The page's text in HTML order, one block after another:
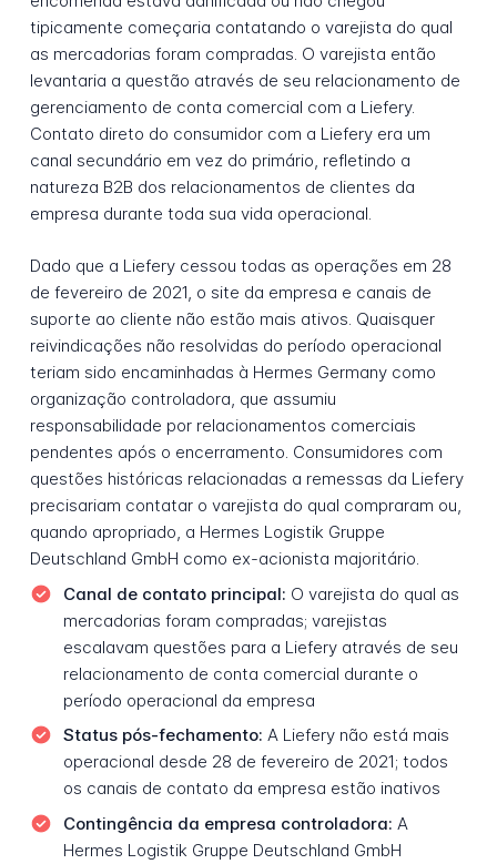
tipicamente começaria contatando o varejista do qual
as mercadorias foram compradas. O varejista então
levantaria a questão através de seu relacionamento de
gerenciamento de conta comercial com a Liefery.
Contato direto do consumidor com a Liefery era um
canal secundário em vez do primário, refletindo a
natureza B2B dos relacionamentos de clientes da
empresa durante toda sua vida operacional.
Dado que a Liefery cessou todas as operações em 28
de fevereiro de 2021, o site da empresa e canais de
suporte ao cliente não estão mais ativos. Quaisquer
reivindicações não resolvidas do período operacional
teriam sido encaminhadas à Hermes Germany como
organização controladora, que assumiu
responsabilidade por relacionamentos comerciais
pendentes após o encerramento. Consumidores com
questões históricas relacionadas a remessas da Liefery
precisariam contatar o varejista do qual compraram ou,
quando apropriado, a Hermes Logistik Gruppe
Deutschland GmbH como ex-acionista majoritário.
Canal de contato principal: O varejista do qual as
mercadorias foram compradas; varejistas
escalavam questões para a Liefery através de seu
relacionamento de conta comercial durante o
período operacional da empresa
Status pós-fechamento: A Liefery não está mais
operacional desde 28 de fevereiro de 2021; todos
os canais de contato da empresa estão inativos
Contingência da empresa controladora: A
Hermes Logistik Gruppe Deutschland GmbH